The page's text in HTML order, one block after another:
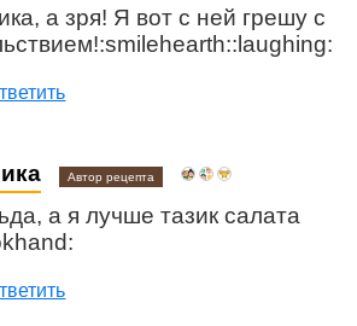
а зря! Я вот с ней грешу с
Автор рецепта
а я лучше тазик салата